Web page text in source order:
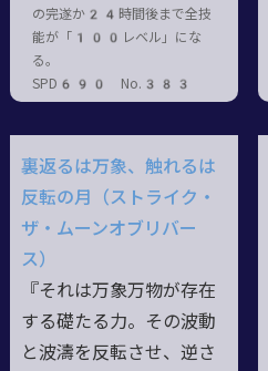
の完遂か24時間後まで全技
能が「100レベル」にな
る。
SPD690 No.383
裏返るは万象、触れるは
反転の月（ストライク・
ザ・ムーンオブリバー
ス）
『それは万象万物が存在
する礎たる力。その波動
と波濤を反転させ、逆さ